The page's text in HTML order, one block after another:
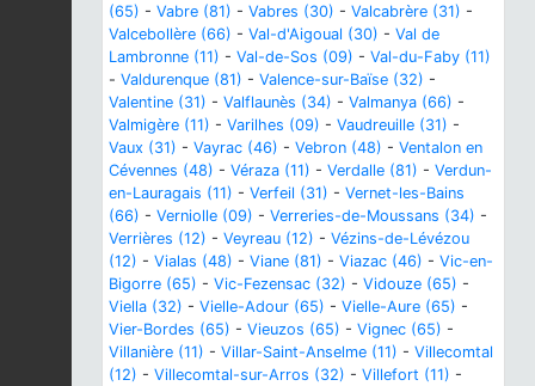
(65) - Vabre (81) - Vabres (30) - Valcabrère (31) -
Valcebollère (66) - Val-d'Aigoual (30) - Val de
Lambronne (11) - Val-de-Sos (09) - Val-du-Faby (11)
- Valdurenque (81) - Valence-sur-Baïse (32) -
Valentine (31) - Valflaunès (34) - Valmanya (66) -
Valmigère (11) - Varilhes (09) - Vaudreuille (31) -
Vaux (31) - Vayrac (46) - Vebron (48) - Ventalon en
Cévennes (48) - Véraza (11) - Verdalle (81) - Verdun-
en-Lauragais (11) - Verfeil (31) - Vernet-les-Bains
(66) - Verniolle (09) - Verreries-de-Moussans (34) -
Verrières (12) - Veyreau (12) - Vézins-de-Lévézou
(12) - Vialas (48) - Viane (81) - Viazac (46) - Vic-en-
Bigorre (65) - Vic-Fezensac (32) - Vidouze (65) -
Viella (32) - Vielle-Adour (65) - Vielle-Aure (65) -
Vier-Bordes (65) - Vieuzos (65) - Vignec (65) -
Villanière (11) - Villar-Saint-Anselme (11) - Villecomtal
(12) - Villecomtal-sur-Arros (32) - Villefort (11) -